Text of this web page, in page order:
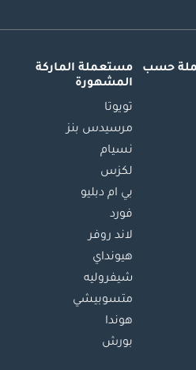
حسب
مستعملة الماركة
المشهورة
تويوتا
مرسيدس بنز
نسيام
لكزس
بي ام دبليو
فورد
لاند روفر
هيونداي
شيفروليه
متسوبيشي
هوندا
بورش